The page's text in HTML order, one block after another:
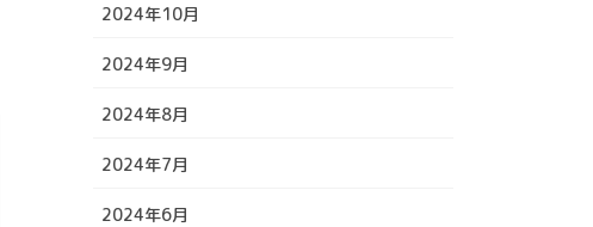
2024年10月
2024年9月
2024年8月
2024年7月
2024年6月